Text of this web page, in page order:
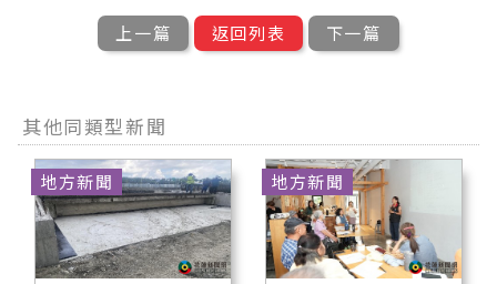
上一篇 返回列表 下一篇
其他同類型新聞
地方新聞 地方新聞